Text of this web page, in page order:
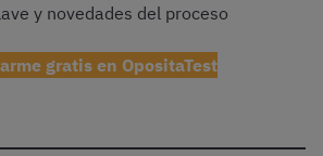
y novedades del proceso
gratis en OpositaTest